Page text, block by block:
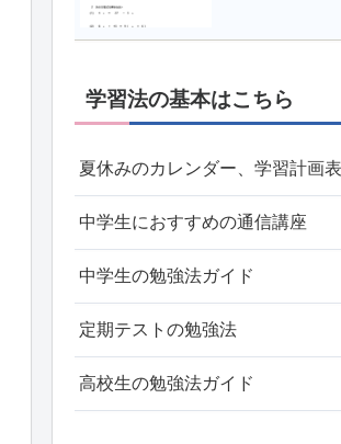
学習法の基本はこちら
夏休みのカレンダー、学習計画
中学生におすすめの通信講座
中学生の勉強法ガイド
定期テストの勉強法
高校生の勉強法ガイド